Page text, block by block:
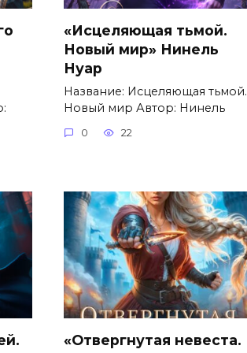
«Исцеляющая тьмой.
Новый мир» Нинель
Нуар
Название: Исцеляющая тьмой.
Новый мир Автор: Нинель
0 22
«Отвергнутая невеста.